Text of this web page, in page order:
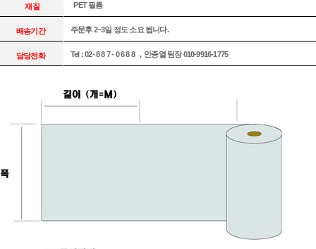
재질 PET 필름
배송기간 주문후 2~3일 정도 소요 됩니다.
담당전화 Tel : 02- 8 8 7 - 0 6 8 8 , 안종열 팀장 010-9916-1775